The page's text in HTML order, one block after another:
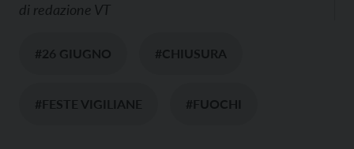
di redazione VT
#26 GIUGNO #CHIUSURA
#FESTE VIGILIANE #FUOCHI